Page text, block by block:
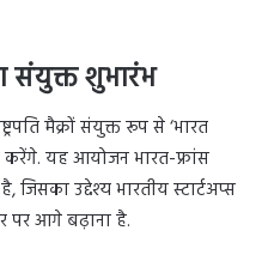
संयुक्त शुभारंभ
मैक्रों संयुक्त रूप से ‘भारत
करेंगे. यह आयोजन भारत-फ्रांस
जिसका उद्देश्य भारतीय स्टार्टअप्स
पर आगे बढ़ाना है.